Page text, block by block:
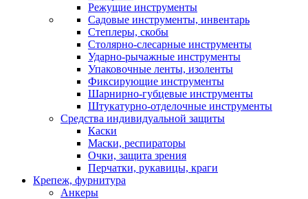
Режущие инструменты
Садовые инструменты, инвентарь
Степлеры, скобы
Столярно-слесарные инструменты
Ударно-рычажные инструменты
Упаковочные ленты, изоленты
Фиксирующие инструменты
Шарнирно-губцевые инструменты
Штукатурно-отделочные инструменты
Средства индивидуальной защиты
Каски
Маски, респираторы
Очки, защита зрения
Перчатки, рукавицы, краги
Крепеж, фурнитура
Анкеры